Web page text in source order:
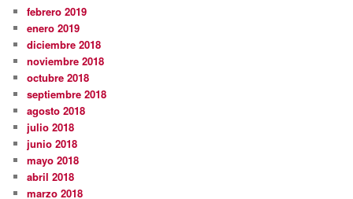
febrero 2019
enero 2019
diciembre 2018
noviembre 2018
octubre 2018
septiembre 2018
agosto 2018
julio 2018
junio 2018
mayo 2018
abril 2018
marzo 2018